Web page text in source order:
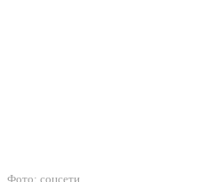
Фото: соцсети